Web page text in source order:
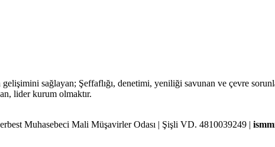
sağlayan; Şeffaflığı, denetimi, yeniliği savunan ve çevre
lider kurum olmaktır.
Muhasebeci Mali Müşavirler Odası | Şişli VD. 4810039249 |